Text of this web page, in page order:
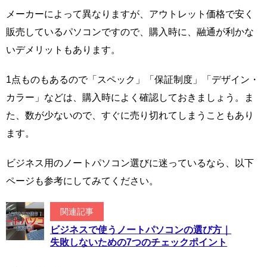
メーカーによって異なりますが、アウトレット価格で安く
販売しているパソコンですので、購入時に、融通が利かな
いデメリットもあります。
1点ものもあるので「スペック」「保証制度」「デザイン・
カラー」などは、購入時によく確認しておきましょう。ま
た、数が少ないので、すぐに売り切れてしまうこともあり
ます。
ビジネス用のノートパソコン選びに迷っているなら、以下
ページも参考にしてみてください。
関連記事
ビジネスで使うノートパソコンの選び方｜
失敗しないための7つのチェックポイント